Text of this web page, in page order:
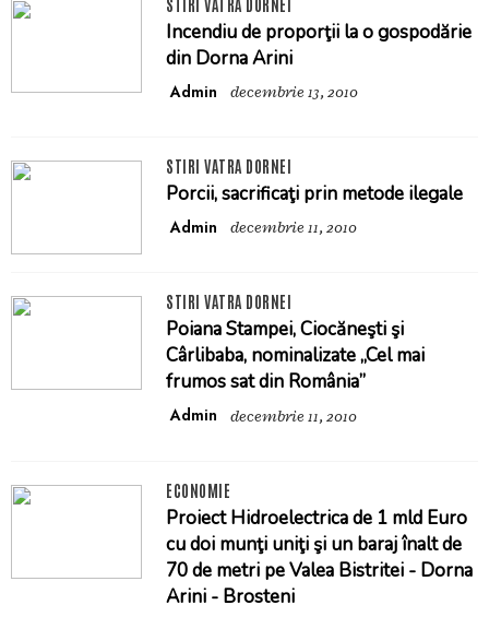
STIRI VATRA DORNEI
Incendiu de proporţii la o gospodărie
din Dorna Arini
Admin decembrie 13, 2010
STIRI VATRA DORNEI
Porcii, sacrificaţi prin metode ilegale
Admin decembrie 11, 2010
STIRI VATRA DORNEI
Poiana Stampei, Ciocăneşti şi
Cârlibaba, nominalizate „Cel mai
frumos sat din România”
Admin decembrie 11, 2010
ECONOMIE
Proiect Hidroelectrica de 1 mld Euro
cu doi munţi uniţi şi un baraj înalt de
70 de metri pe Valea Bistritei - Dorna
Arini - Brosteni